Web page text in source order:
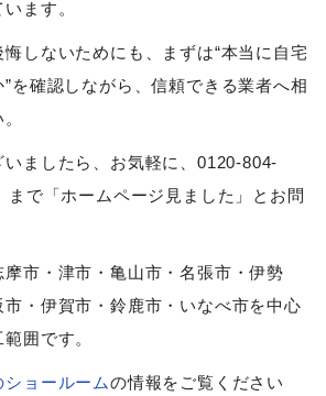
ます。
しないためにも、まずは“本当に自宅
を確認しながら、信頼できる業者へ相
ましたら、お気軽に、0120-804-
まで「ホームページ見ました」とお問
市・津市・亀山市・名張市・伊勢
・伊賀市・鈴鹿市・いなべ市を中心
囲です。
ショールームの情報をご覧ください